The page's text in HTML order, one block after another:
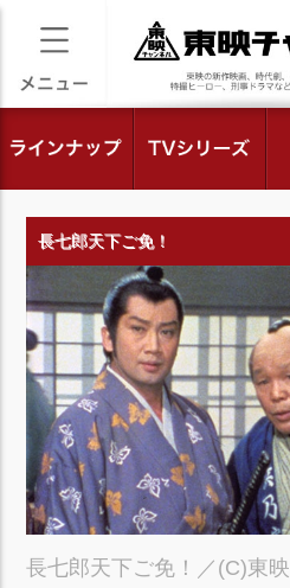
長七郎天下ご免！
長七郎天下ご免！／(C)東映